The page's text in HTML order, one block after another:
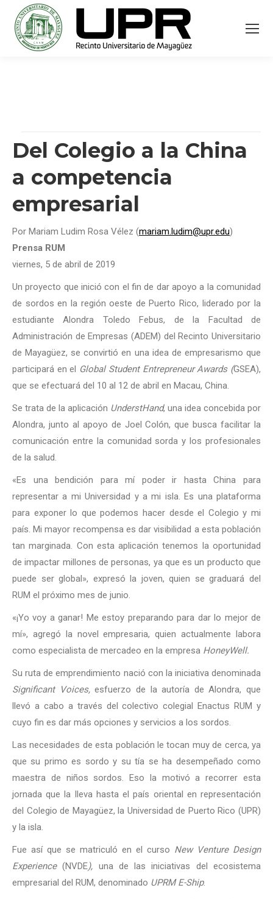
Del Colegio a la China
a competencia
empresarial
Por Mariam Ludim Rosa Vélez (mariam.ludim@upr.edu)
Prensa RUM
viernes, 5 de abril de 2019
Un proyecto que inició con el fin de dar apoyo a la comunidad
de sordos en la región oeste de Puerto Rico, liderado por la
estudiante Alondra Toledo Febus, de la Facultad de
Administración de Empresas (ADEM) del Recinto Universitario
de Mayagüez, se convirtió en una idea de empresarismo que
participará en el Global Student Entrepreneur Awards (GSEA),
que se efectuará del 10 al 12 de abril en Macau, China.
Se trata de la aplicación UnderstHand, una idea concebida por
Alondra, junto al apoyo de Joel Colón, que busca facilitar la
comunicación entre la comunidad sorda y los profesionales
de la salud.
«Es una bendición para mí poder ir hasta China para
representar a mi Universidad y a mi isla. Es una plataforma
para exponer lo que podemos hacer desde el Colegio y mi
país. Mi mayor recompensa es dar visibilidad a esta población
tan marginada. Con esta aplicación tenemos la oportunidad
de impactar millones de personas, ya que es un producto que
puede ser global», expresó la joven, quien se graduará del
RUM el próximo mes de junio.
«¡Yo voy a ganar! Me estoy preparando para dar lo mejor de
mí», agregó la novel empresaria, quien actualmente labora
como especialista de mercadeo en la empresa HoneyWell.
Su ruta de emprendimiento nació con la iniciativa denominada
Significant Voices,esfuerzo de la autoría de Alondra, que
llevó a cabo a través del colectivo colegial Enactus RUM y
cuyo fin es dar más opciones y servicios a los sordos.
Las necesidades de esta población le tocan muy de cerca, ya
que su primo es sordo y su tía se ha desempeñado como
maestra de niños sordos. Eso la motivó a recorrer esta
jornada que la lleva hasta el país oriental en representación
del Colegio de Mayagüez, la Universidad de Puerto Rico (UPR)
y la isla.
Fue así que se matriculó en el curso New Venture Design
Experience(NVDE), una de las iniciativas del ecosistema
empresarial del RUM, denominado UPRM E-Ship.